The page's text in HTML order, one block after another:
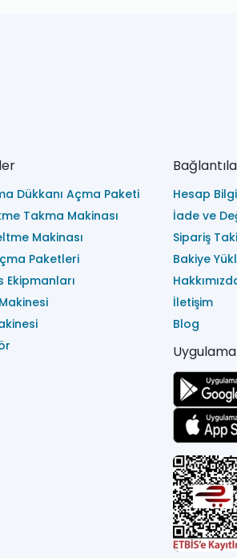
Dükkanı Açma Paketi
Takma Makinası
Makinası
Paketleri
Ekipmanları
Hesap
İade ve
Sipariş
Bakiye
İletişim
Blog